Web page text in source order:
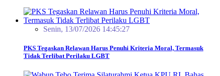
Senin, 13/07/2026 14:45:27
PKS Tegaskan Relawan Harus Penuhi Kriteria Moral, Termasuk
Tidak Terlibat Perilaku LGBT